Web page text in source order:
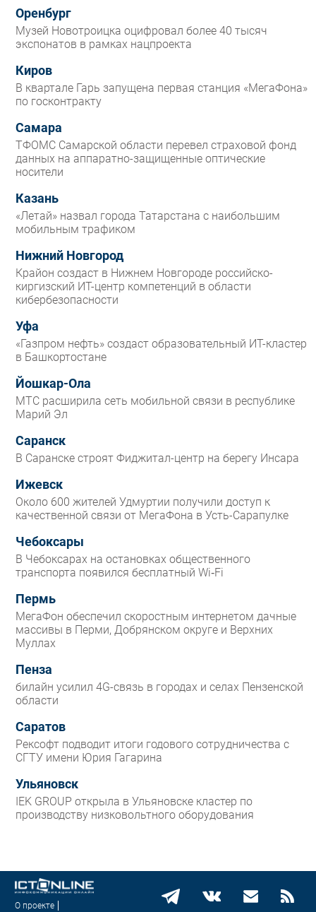
Оренбург
Музей Новотроицка оцифровал более 40 тысяч
экспонатов в рамках нацпроекта
Киров
В квартале Гарь запущена первая станция «МегаФона»
по госконтракту
Самара
ТФОМС Самарской области перевел страховой фонд
данных на аппаратно-защищенные оптические
носители
Казань
«Летай» назвал города Татарстана с наибольшим
мобильным трафиком
Нижний Новгород
Крайон создаст в Нижнем Новгороде российско-
киргизский ИТ-центр компетенций в области
кибербезопасности
Уфа
«Газпром нефть» создаст образовательный ИТ-кластер
в Башкортостане
Йошкар-Ола
МТС расширила сеть мобильной связи в республике
Марий Эл
Саранск
В Саранске строят Фиджитал-центр на берегу Инсара
Ижевск
Около 600 жителей Удмуртии получили доступ к
качественной связи от МегаФона в Усть-Сарапулке
Чебоксары
В Чебоксарах на остановках общественного
транспорта появился бесплатный Wi‑Fi
Пермь
МегаФон обеспечил скоростным интернетом дачные
массивы в Перми, Добрянском округе и Верхних
Муллах
Пенза
билайн усилил 4G-связь в городах и селах Пензенской
области
Саратов
Рексофт подводит итоги годового сотрудничества с
СГТУ имени Юрия Гагарина
Ульяновск
IEK GROUP открыла в Ульяновске кластер по
производству низковольтного оборудования
О проекте